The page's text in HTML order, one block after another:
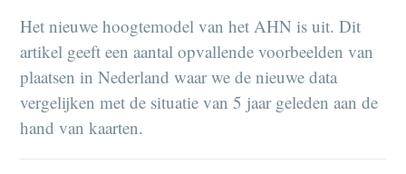
Het nieuwe hoogtemodel van het AHN is uit. Dit
artikel geeft een aantal opvallende voorbeelden van
plaatsen in Nederland waar we de nieuwe data
vergelijken met de situatie van 5 jaar geleden aan de
hand van kaarten.